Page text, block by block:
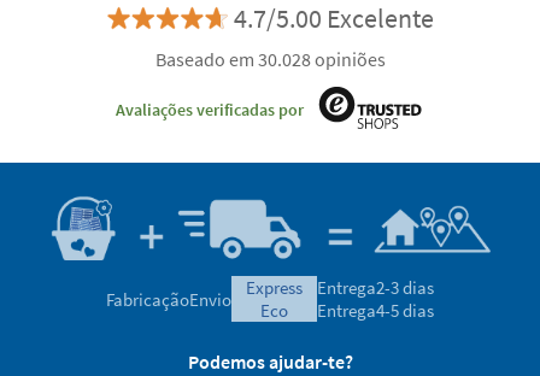
4.7/5.00 Excelente
Baseado em 30.028 opiniões
Avaliações verificadas por
FabricaçãoEnvio
express
eco
Entrega2-3 dias
Entrega4-5 dias
Podemos ajudar-te?